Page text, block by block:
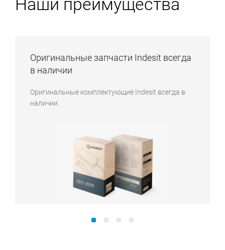
Наши преимущества
Оригинальные запчасти Indesit всегда
в наличии
Оригинальные комплектующие Indesit всегда в
наличии.